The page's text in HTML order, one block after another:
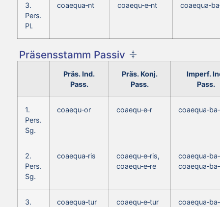
3.
Pers.
Pl.
coaequa‑nt coaequ‑e‑nt
Präsensstamm Passiv
Präs. Ind.
Pass.
Präs. Konj.
Pass.
Imperf.
Pass.
1.
Pers.
Sg.
coaequ‑or coaequ‑e‑r
2.
Pers.
Sg.
coaequa‑ris
coaequ‑e‑ris,
coaequ‑e‑re
3.
coaequa‑tur coaequ‑e‑tur